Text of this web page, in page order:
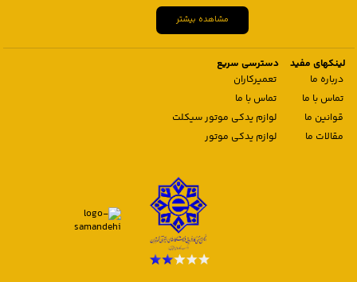
مشاهده بیشتر
لینکهای مفید
درباره ما
تماس با ما
قوانین ما
مقالات ما
دسترسی سریع
تعمیرکاران
تماس با ما
لوازم یدکی موتور سیکلت
لوازم یدکی موتور